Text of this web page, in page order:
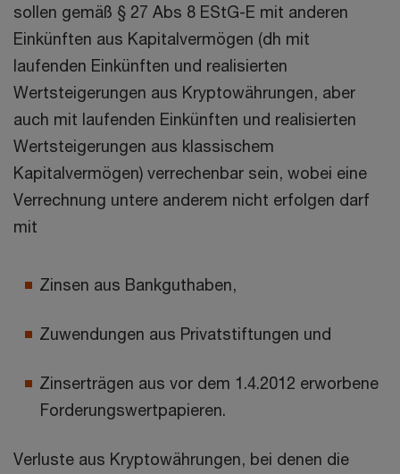
sollen gemäß § 27 Abs 8 EStG-E mit anderen
Einkünften aus Kapitalvermögen (dh mit
laufenden Einkünften und realisierten
Wertsteigerungen aus Kryptowährungen, aber
auch mit laufenden Einkünften und realisierten
Wertsteigerungen aus klassischem
Kapitalvermögen) verrechenbar sein, wobei eine
Verrechnung untere anderem nicht erfolgen darf
mit
Zinsen aus Bankguthaben,
Zuwendungen aus Privatstiftungen und
Zinserträgen aus vor dem 1.4.2012 erworbene
Forderungswertpapieren.
Verluste aus Kryptowährungen, bei denen die